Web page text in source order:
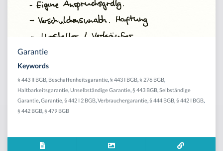
Garantie
Keywords
§ 443 II BGB Beschaffenheitsgarantie § 443 I BGB § 276 BGB
Haltbarkeitsgarantie Unselbständige Garantie § 443 BGB Selbständige
Garantie Garantie § 442 I 2 BGB Verbrauchergarantie § 444 BGB § 442 I BGB
§ 442 BGB § 479 BGB